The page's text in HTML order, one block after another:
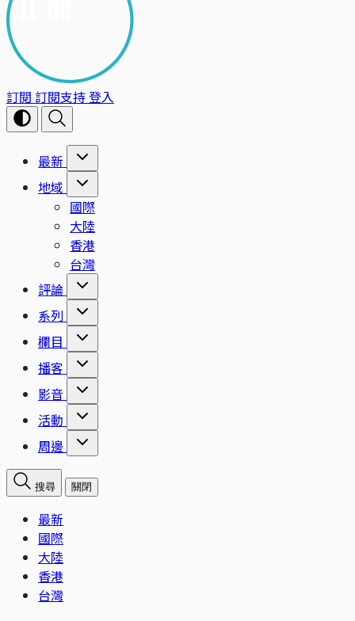
訂閱 訂閱支持登入
最新
地域
國際
大陸
香港
台灣
評論
系列
欄目
播客
影音
活動
周邊
搜尋 關閉
最新
國際
大陸
香港
台灣